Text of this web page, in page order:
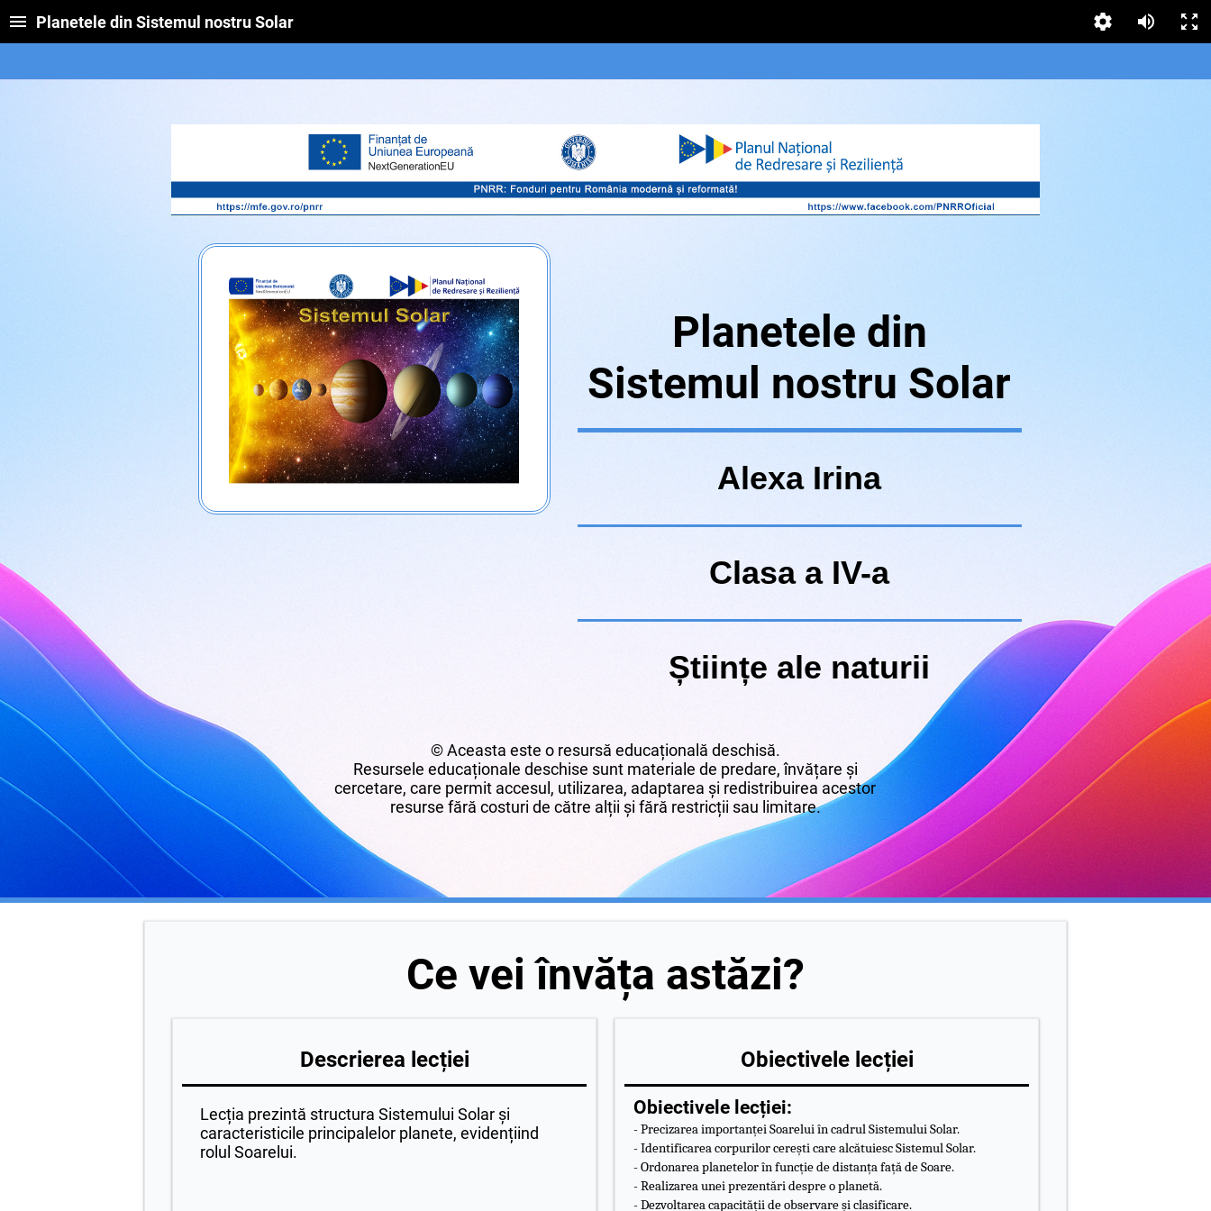
Planetele din Sistemul nostru Solar
Planetele din
Sistemul nostru Solar
Alexa Irina
Clasa a IV-a
Științe ale naturii
© Aceasta este o resursă educațională deschisă.
Resursele educaționale deschise sunt materiale de predare, învățare și
cercetare, care permit accesul, utilizarea, adaptarea și redistribuirea acestor
resurse fără costuri de către alții și fără restricții sau limitare.
Ce vei învăța astăzi?
Descrierea lecției
Lecția prezintă structura Sistemului Solar și
caracteristicile principalelor planete, evidențiind
rolul Soarelui.
Obiectivele lecției
Obiectivele lecției:
- Precizarea importanței Soarelui în cadrul Sistemului Solar.
- Identificarea corpurilor cerești care alcătuiesc Sistemul Solar.
- Ordonarea planetelor în funcție de distanța față de Soare.
- Realizarea unei prezentări despre o planetă.
- Dezvoltarea capacității de observare și clasificare.